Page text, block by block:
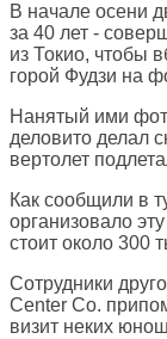
В начале осени
за 40 лет -
из Токио, чтобы
горой Фудзи на
Нанятый ими
деловито делал
вертолет
Как сообщили в
организовало
стоит около 300
Сотрудники
Center Co.
визит неких